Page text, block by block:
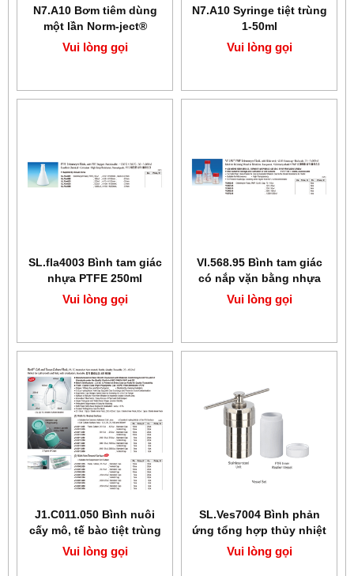
N7.A10 Bơm tiêm dùng
một lần Norm-ject®
(Norm-ject® Single use
Syringe)
Vui lòng gọi
N7.A10 Syringe tiệt trùng
1-50ml
Vui lòng gọi
SL.fla4003 Bình tam giác
nhựa PTFE 250ml
Vui lòng gọi
VI.568.95 Bình tam giác
có nắp vặn bằng nhựa
PMP
Vui lòng gọi
J1.C011.050 Bình nuôi
cấy mô, tế bào tiệt trùng
BIofil
Vui lòng gọi
SL.Ves7004 Bình phản
ứng tổng hợp thủy nhiệt
PTFE 150ml SciLab
Vui lòng gọi